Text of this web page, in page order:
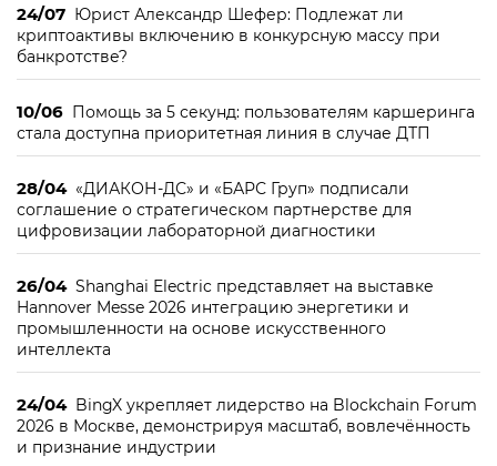
24/07 Юрист Александр Шефер: Подлежат ли
криптоактивы включению в конкурсную массу при
банкротстве?
10/06 Помощь за 5 секунд: пользователям каршеринга
стала доступна приоритетная линия в случае ДТП
28/04 «ДИАКОН-ДС» и «БАРС Груп» подписали
соглашение о стратегическом партнерстве для
цифровизации лабораторной диагностики
26/04 Shanghai Electric представляет на выставке
Hannover Messe 2026 интеграцию энергетики и
промышленности на основе искусственного
интеллекта
24/04 BingX укрепляет лидерство на Blockchain Forum
2026 в Москве, демонстрируя масштаб, вовлечённость
и признание индустрии